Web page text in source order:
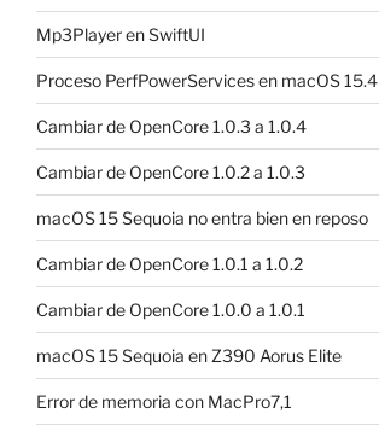
Mp3Player en SwiftUI
Proceso PerfPowerServices en macOS 15.4
Cambiar de OpenCore 1.0.3 a 1.0.4
Cambiar de OpenCore 1.0.2 a 1.0.3
macOS 15 Sequoia no entra bien en reposo
Cambiar de OpenCore 1.0.1 a 1.0.2
Cambiar de OpenCore 1.0.0 a 1.0.1
macOS 15 Sequoia en Z390 Aorus Elite
Error de memoria con MacPro7,1